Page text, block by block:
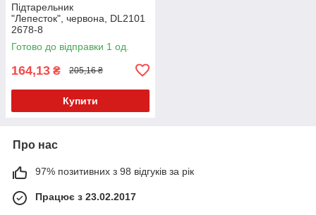
Підтарельник
"Лепесток", червона, DL2101
2678-8
Готово до відправки 1 од.
164,13 ₴ 205,16 ₴
Купити
Про нас
97% позитивних з 98 відгуків за рік
Працює з 23.02.2017